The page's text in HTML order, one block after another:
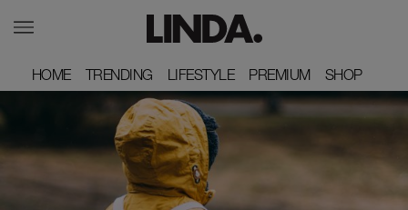
HOME
HOME TRENDING
TRENDING LIFESTYLE
LIFESTYLE PREMIUM
PREMIUM SHOP
SHOP